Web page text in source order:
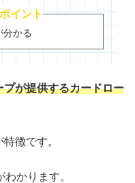
イント
分かる
が提供するカードロー
徴です。
かります。